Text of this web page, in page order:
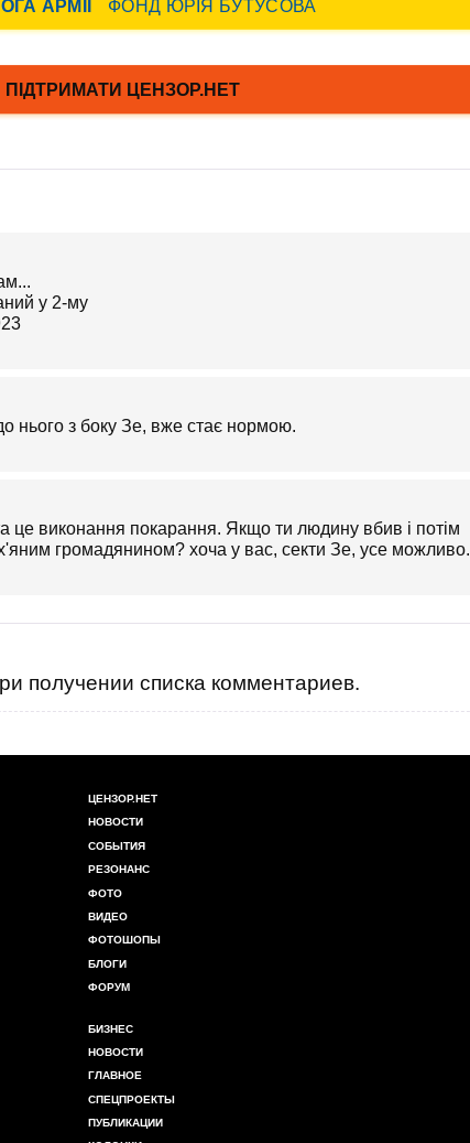
нього з боку Зе, вже стає нормою.
це виконання покарання. Якщо ти людину вбив і потім
громадянином? хоча у вас, секти Зе, усе можливо.
получении списка комментариев.
ЦЕНЗОР.НЕТ
НОВОСТИ
СОБЫТИЯ
РЕЗОНАНС
ФОТО
ВИДЕО
ФОТОШОПЫ
БЛОГИ
ФОРУМ
БИЗНЕС
НОВОСТИ
ГЛАВНОЕ
СПЕЦПРОЕКТЫ
ПУБЛИКАЦИИ